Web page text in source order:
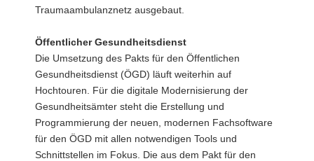
Traumaambulanznetz ausgebaut.
Öffentlicher Gesundheitsdienst
Die Umsetzung des Pakts für den Öffentlichen
Gesundheitsdienst (ÖGD) läuft weiterhin auf
Hochtouren. Für die digitale Modernisierung der
Gesundheitsämter steht die Erstellung und
Programmierung der neuen, modernen Fachsoftware
für den ÖGD mit allen notwendigen Tools und
Schnittstellen im Fokus. Die aus dem Pakt für den